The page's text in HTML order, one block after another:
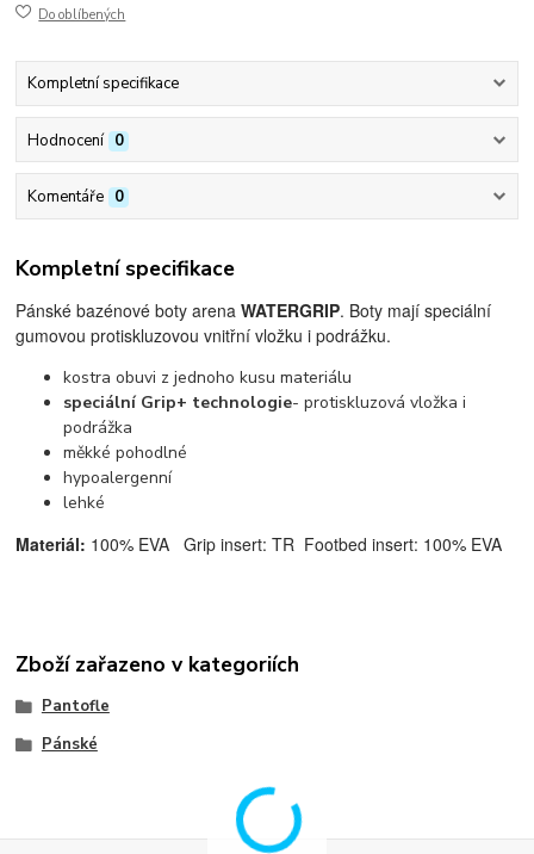
Do oblíbených
Kompletní specifikace
Hodnocení 0
Komentáře 0
Kompletní specifikace
Pánské bazénové boty arenaWATERGRIP. Boty mají speciální
gumovou protiskluzovou vnitřní vložku i podrážku.
kostra obuvi z jednoho kusu materiálu
speciální Grip+ technologie- protiskluzová vložka i
podrážka
měkké pohodlné
hypoalergenní
lehké
Materiál: 100% EVA Grip insert: TR Footbed insert: 100% EVA
Zboží zařazeno v kategoriích
Pantofle
Pánské